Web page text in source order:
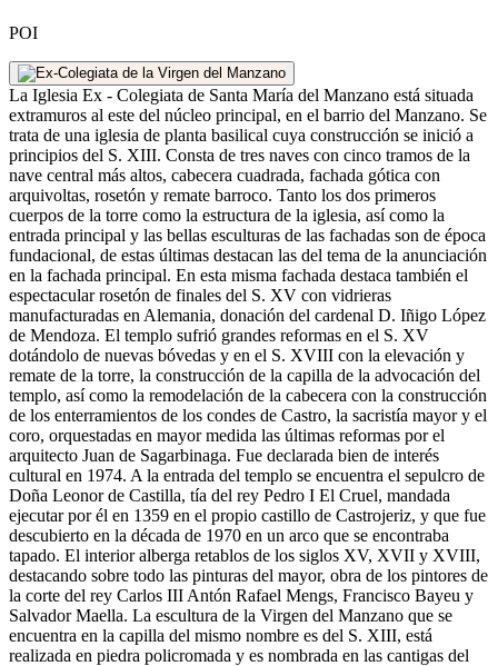
POI
La Iglesia Ex - Colegiata de Santa María del Manzano está situada
extramuros al este del núcleo principal, en el barrio del Manzano. Se
trata de una iglesia de planta basilical cuya construcción se inició a
principios del S. XIII. Consta de tres naves con cinco tramos de la
nave central más altos, cabecera cuadrada, fachada gótica con
arquivoltas, rosetón y remate barroco. Tanto los dos primeros
cuerpos de la torre como la estructura de la iglesia, así como la
entrada principal y las bellas esculturas de las fachadas son de época
fundacional, de estas últimas destacan las del tema de la anunciación
en la fachada principal. En esta misma fachada destaca también el
espectacular rosetón de finales del S. XV con vidrieras
manufacturadas en Alemania, donación del cardenal D. Iñigo López
de Mendoza. El templo sufrió grandes reformas en el S. XV
dotándolo de nuevas bóvedas y en el S. XVIII con la elevación y
remate de la torre, la construcción de la capilla de la advocación del
templo, así como la remodelación de la cabecera con la construcción
de los enterramientos de los condes de Castro, la sacristía mayor y el
coro, orquestadas en mayor medida las últimas reformas por el
arquitecto Juan de Sagarbinaga. Fue declarada bien de interés
cultural en 1974. A la entrada del templo se encuentra el sepulcro de
Doña Leonor de Castilla, tía del rey Pedro I El Cruel, mandada
ejecutar por él en 1359 en el propio castillo de Castrojeriz, y que fue
descubierto en la década de 1970 en un arco que se encontraba
tapado. El interior alberga retablos de los siglos XV, XVII y XVIII,
destacando sobre todo las pinturas del mayor, obra de los pintores de
la corte del rey Carlos III Antón Rafael Mengs, Francisco Bayeu y
Salvador Maella. La escultura de la Virgen del Manzano que se
encuentra en la capilla del mismo nombre es del S. XIII, está
realizada en piedra policromada y es nombrada en las cantigas del